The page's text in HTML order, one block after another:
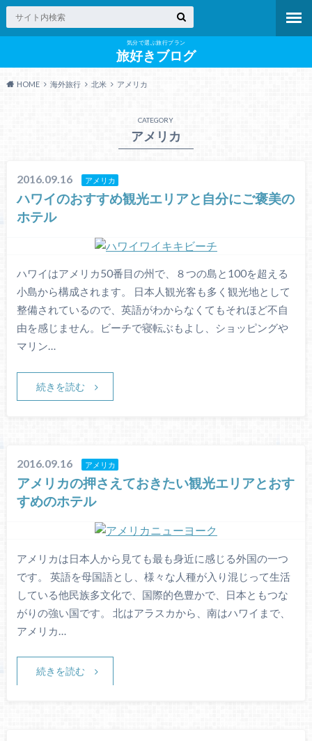
気分で選ぶ旅行プラン
旅好きブログ
HOME 海外旅行 北米 アメリカ
CATEGORY
アメリカ
2016.09.16 アメリカ
ハワイのおすすめ観光エリアと自分にご褒美の
ホテル
ハワイはアメリカ50番目の州で、８つの島と100を超える
小島から構成されます。 日本人観光客も多く観光地として
整備されているので、英語がわからなくてもそれほど不自
由を感じません。ビーチで寝転ぶもよし、ショッピングや
マリン…
続きを読む
2016.09.16 アメリカ
アメリカの押さえておきたい観光エリアとおす
すめのホテル
アメリカは日本人から見ても最も身近に感じる外国の一つ
です。 英語を母国語とし、様々な人種が入り混じって生活
している他民族多文化で、国際的色豊かで、日本ともつな
がりの強い国です。 北はアラスカから、南はハワイまで、
アメリカ…
続きを読む